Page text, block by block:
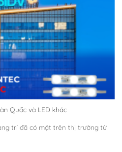
Quốc và LED khác
trí đã có mặt trên thị trường từ